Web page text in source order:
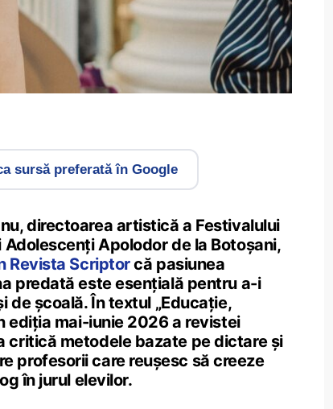
sursă preferată în Google
directoarea artistică a Festivalului
Apolodor de la Botoșani,
Revista Scriptorcă pasiunea
predată este esențială pentru a-i
de școală. În textul „Educație,
ediția mai-iunie 2026 a revistei
critică metodele bazate pe dictare și
profesorii care reușesc să creeze
în jurul elevilor.